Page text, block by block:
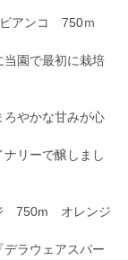
アンコ 750ｍ
当園で最初に栽培
ろやかな甘みが心
リーで醸しまし
750m オレンジ
ラウェアスパー